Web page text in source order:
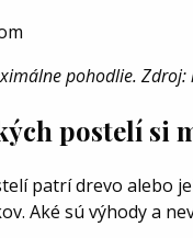
pohodlie. Zdroj:
postelí si
patrí drevo alebo
Aké sú výhody a